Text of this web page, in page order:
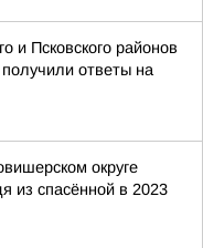
и Псковского районов
ответы на
округе
из спасённой в 2023